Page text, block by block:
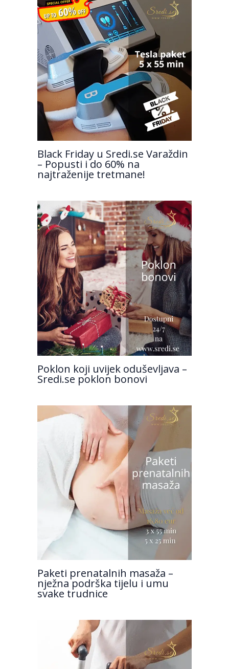
Black Friday u Sredi.se Varaždin
– Popusti i do 60% na
najtraženije tretmane!
Poklon koji uvijek oduševljava –
Sredi.se poklon bonovi
Paketi prenatalnih masaža –
nježna podrška tijelu i umu
svake trudnice